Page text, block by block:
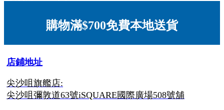
購物滿$700免費本地送貨
店鋪地址
尖沙咀旗艦店:
尖沙咀彌敦道63號iSQUARE國際廣場508號舖